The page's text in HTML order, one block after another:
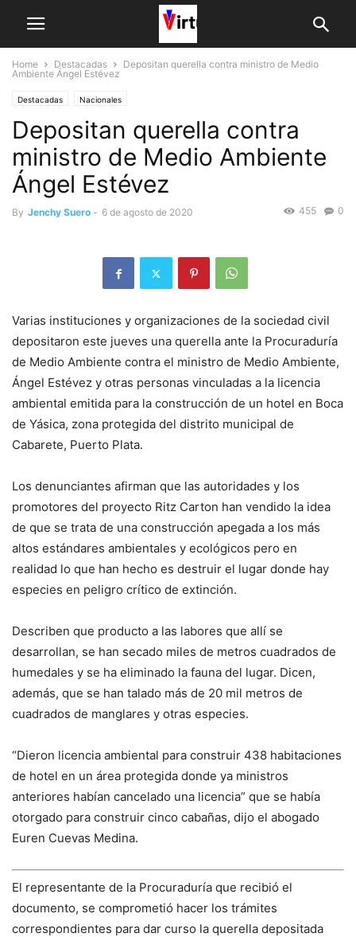
Home Destacadas
Depositan querella contra ministro de Medio
Ambiente Ángel Estévez
Destacadas Nacionales
Depositan querella contra
ministro de Medio Ambiente
Ángel Estévez
By Jenchy Suero - 6 de agosto de 2020 0
455
Varias instituciones y organizaciones de la sociedad civil
depositaron este jueves una querella ante la Procuraduría
de Medio Ambiente contra el ministro de Medio Ambiente,
Ángel Estévez y otras personas vinculadas a la licencia
ambiental emitida para la construcción de un hotel en Boca
de Yásica, zona protegida del distrito municipal de
Cabarete, Puerto Plata.
Los denunciantes afirman que las autoridades y los
promotores del proyecto Ritz Carton han vendido la idea
de que se trata de una construcción apegada a los más
altos estándares ambientales y ecológicos pero en
realidad lo que han hecho es destruir el lugar donde hay
especies en peligro crítico de extinción.
Describen que producto a las labores que allí se
desarrollan, se han secado miles de metros cuadrados de
humedales y se ha eliminado la fauna del lugar. Dicen,
además, que se han talado más de 20 mil metros de
cuadrados de manglares y otras especies.
“Dieron licencia ambiental para construir 438 habitaciones
de hotel en un área protegida donde ya ministros
anteriores habían cancelado una licencia” que se había
otorgado para construir cinco cabañas, dijo el abogado
Euren Cuevas Medina.
El representante de la Procuraduría que recibió el
documento, se comprometió hacer los trámites
correspondientes para dar curso la querella depositada